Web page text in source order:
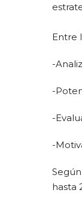
Entre
-
-
-
-
hasta